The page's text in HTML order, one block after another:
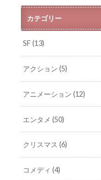
カテゴリー
SF(13)
アクション(5)
アニメーション(12)
エンタメ(50)
クリスマス(6)
コメディ(4)